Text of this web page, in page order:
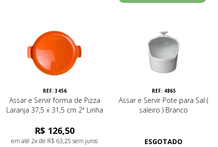
REF: 3456
Assar e Servir forma de Pizza
Laranja 37,5 x 31,5 cm 2ª Linha
R$ 126,50
em até 2x de R$ 63,25 sem juros
REF: 4865
Assar e Servir Pote para Sal (
saleiro ) Branco
ESGOTADO